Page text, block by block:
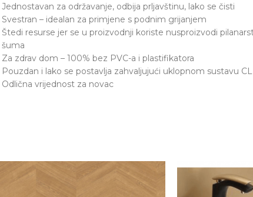
Jednostavan za održavanje, odbija prljavštinu, lako se čisti
Svestran – idealan za primjene s podnim grijanjem
Štedi resurse jer se u proizvodnji koriste nusproizvodi
šuma
Za zdrav dom – 100% bez PVC-a i plastifikatora
Pouzdan i lako se postavlja zahvaljujući uklopnom sustavu
Odlična vrijednost za novac